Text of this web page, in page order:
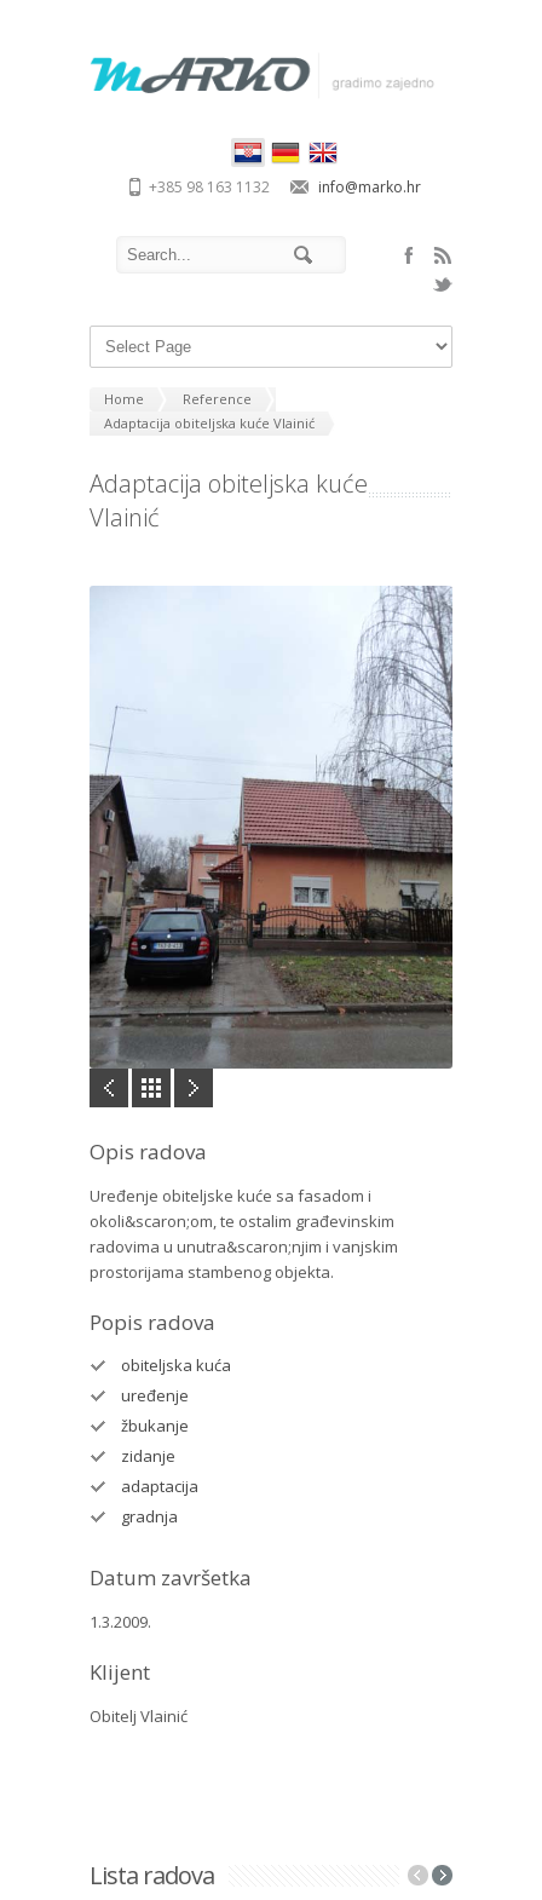
+385 98 163 1132 info@marko.hr
Home
Reference
Adaptacija obiteljska kuće Vlainić
Adaptacija obiteljska kuće
Vlainić
Opis radova
Uređenje obiteljske kuće sa fasadom i
okoli&scaron;om, te ostalim građevinskim
radovima u unutra&scaron;njim i vanjskim
prostorijama stambenog objekta.
Popis radova
obiteljska kuća
uređenje
žbukanje
zidanje
adaptacija
gradnja
Datum završetka
1.3.2009.
Klijent
Obitelj Vlainić
Lista radova